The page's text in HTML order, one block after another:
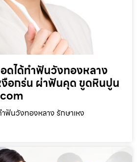
ได้ทำฟันวังทองหลาง
งือกร่น ผ่าฟันคุด ขูดหินปูน
นวังทองหลาง รักษาเหง